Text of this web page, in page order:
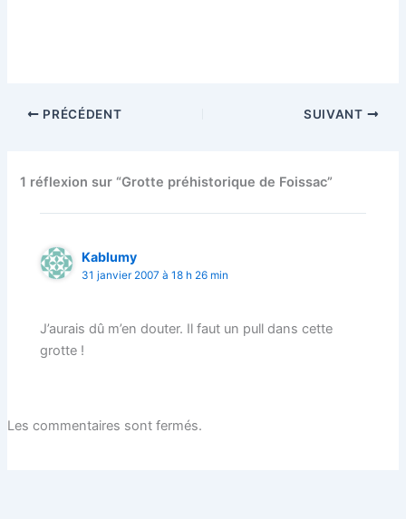
PRÉCÉDENT SUIVANT
1 réflexion sur “Grotte préhistorique de Foissac”
Kablumy
31 janvier 2007 à 18 h 26 min
J’aurais dû m’en douter. Il faut un pull dans cette
grotte !
Les commentaires sont fermés.